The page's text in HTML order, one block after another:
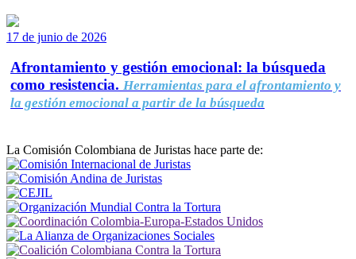
17 de junio de 2026
Afrontamiento y gestión emocional: la búsqueda
como resistencia. Herramientas para el afrontamiento y
la gestión emocional a partir de la búsqueda
La Comisión Colombiana de Juristas hace parte de: